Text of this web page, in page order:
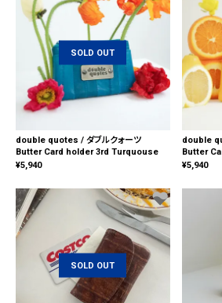
SOLD OUT
double quotes / ダブルクォーツ
Butter Card holder 3rd Turquouse
¥5,940
double
Butter
¥5,940
SOLD OUT